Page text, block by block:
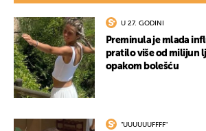
U 27. GODINI
Preminula je mlada
pratilo više od milijun
opakom bolešću
"UUUUUUFFFF"